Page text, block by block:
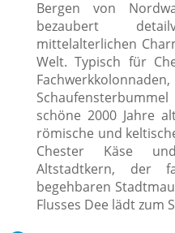
Bergen von
bezaubert
mittelalterlichen
Welt. Typisch für
schöne 2000 Jahre
römische und
Chester Käse
Altstadtkern, der
begehbaren
Flusses Dee lädt zum